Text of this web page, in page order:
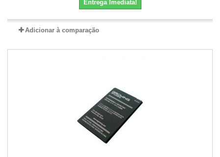
Entrega Imediata!
Adicionar à comparação